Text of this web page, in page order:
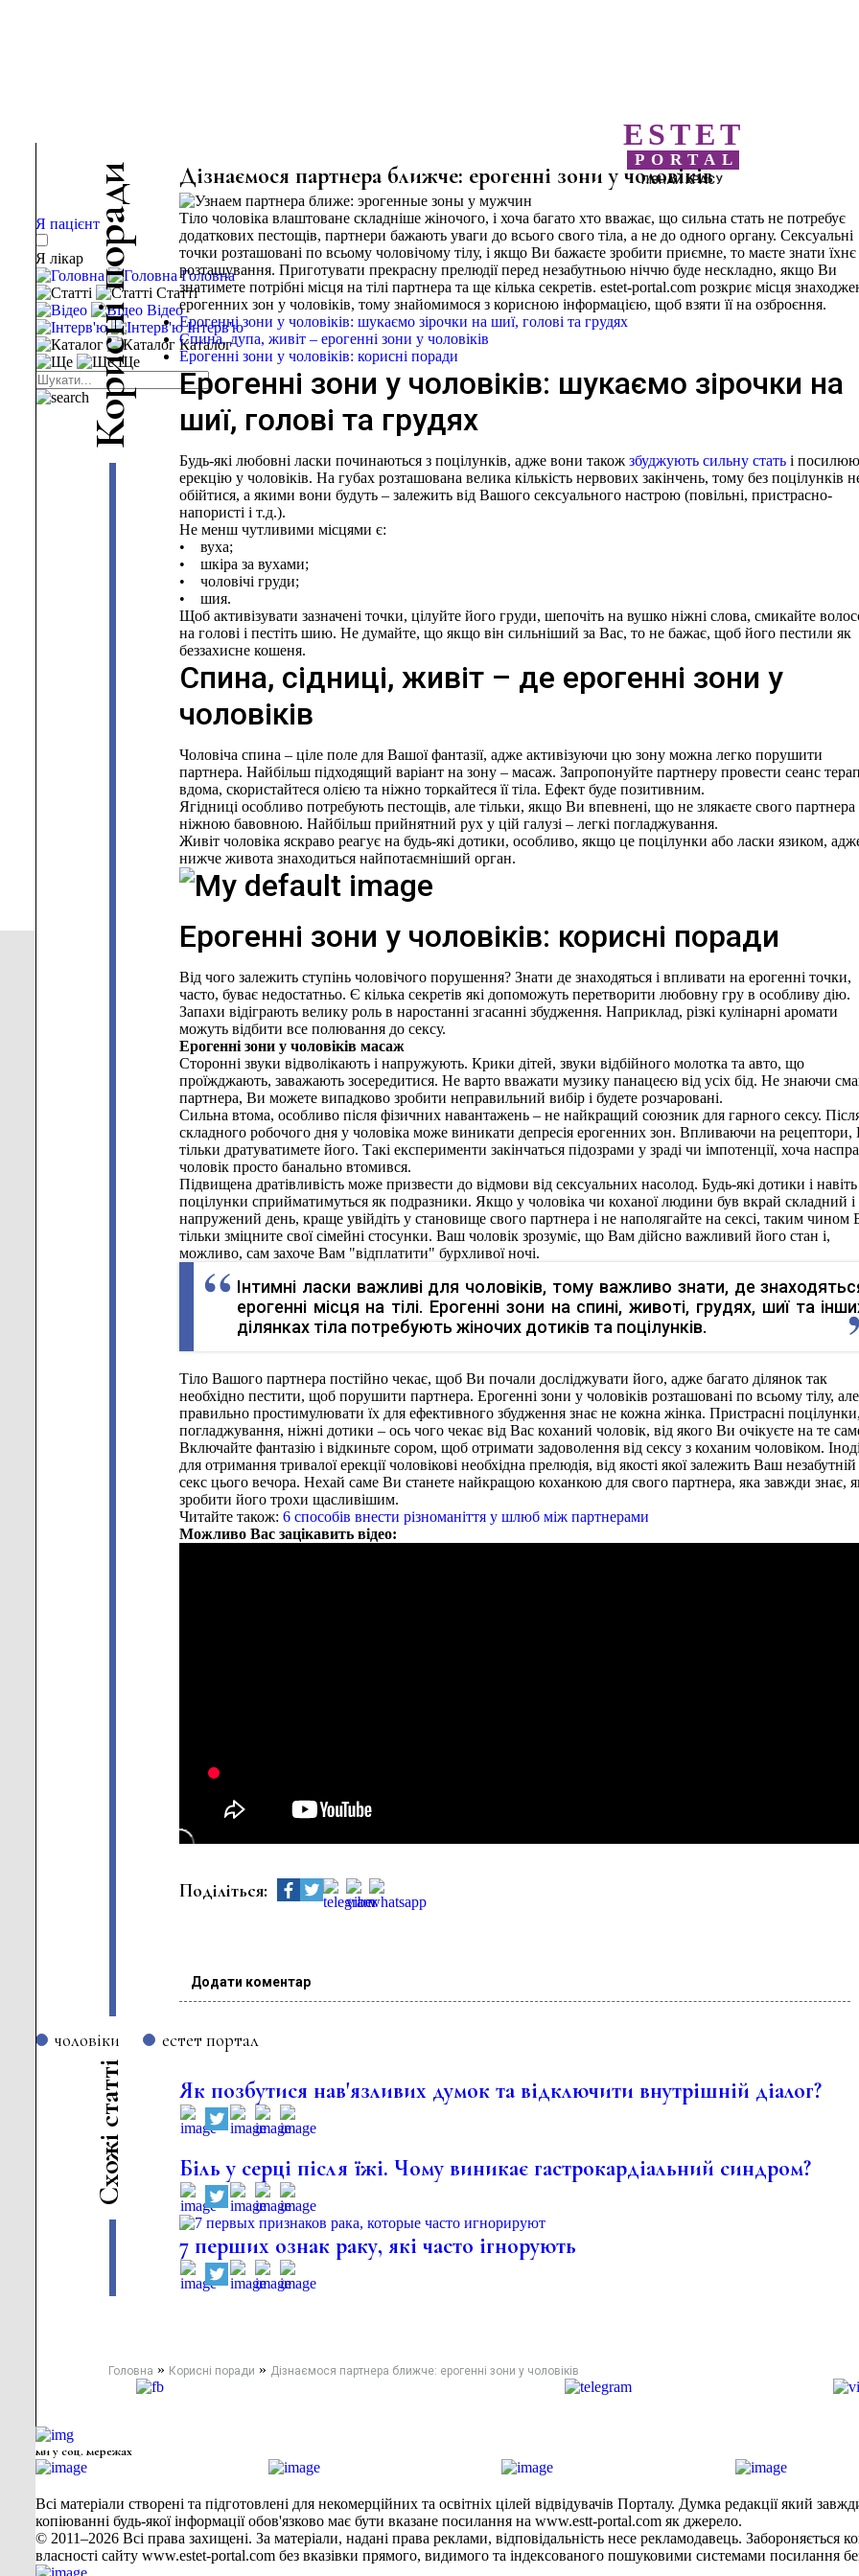
ESTET
PORTAL
ПІЗНАЙ КРАСУ
Я пацієнт
Я лікар
Головна
Статті
Відео
Інтерв'ю
Каталог
Ще
К
о
р
и
с
н
і
п
о
р
а
д
и Дізнаємося партнера ближче: ерогенні зони у чоловіків
Тіло чоловіка влаштоване складніше жіночого, і хоча багато хто вважає, що сильна стать не потребує
додаткових пестощів, партнери бажають уваги до всього свого тіла, а не до одного органу. Сексуальні
точки розташовані по всьому чоловічому тілу, і якщо Ви бажаєте зробити приємне, то маєте знати їхнє
розташування. Приготувати прекрасну прелюдії перед незабутньою ніччю буде нескладно, якщо Ви
знатимете потрібні місця на тілі партнера та ще кілька секретів. estet-portal.com розкриє місця
ерогенних зон у чоловіків, тому знайомимося з корисною інформацією, щоб взяти її на озброєння.
Ерогенні зони у чоловіків: шукаємо зірочки на шиї, голові та грудях
Спина, дупа, живіт – ерогенні зони у чоловіків
Ерогенні зони у чоловіків: корисні поради
Ерогенні зони у чоловіків: шукаємо зірочки на
шиї, голові та грудях
Будь-які любовні ласки починаються з поцілунків, адже вони також збуджують сильну статьі
ерекцію у чоловіків. На губах розташована велика кількість нервових закінчень, тому без поцілунків
обійтися, а якими вони будуть – залежить від Вашого сексуального настрою (повільні, пристрасно-
напористі і т.д.).
Не менш чутливими місцями є:
• вуха;
• шкіра за вухами;
• чоловічі груди;
• шия.
Щоб активізувати зазначені точки, цілуйте його груди, шепочіть на вушко ніжні слова, смикайте
на голові і пестіть шию. Не думайте, що якщо він сильніший за Вас, то не бажає, щоб його пестили як
беззахисне кошеня.
Спина, сідниці, живіт – де ерогенні зони у
чоловіків
Чоловіча спина – ціле поле для Вашої фантазії, адже активізуючи цю зону можна легко порушити
партнера. Найбільш підходящий варіант на зону – масаж. Запропонуйте партнеру провести сеанс
вдома, скористайтеся олією та ніжно торкайтеся її тіла. Ефект буде позитивним.
Ягідниці особливо потребують пестощів, але тільки, якщо Ви впевнені, що не злякаєте свого партнера
ніжною бавовною. Найбільш прийнятний рух у цій галузі – легкі погладжування.
Живіт чоловіка яскраво реагує на будь-які дотики, особливо, якщо це поцілунки або ласки язиком,
нижче живота знаходиться найпотаємніший орган.
Ерогенні зони у чоловіків: корисні поради
Від чого залежить ступінь чоловічого порушення? Знати де знаходяться і впливати на ерогенні точки,
часто, буває недостатньо. Є кілька секретів які допоможуть перетворити любовну гру в особливу дію.
Запахи відіграють велику роль в наростанні згасанні збудження. Наприклад, різкі кулінарні аромати
можуть відбити все полювання до сексу.
Ерогенні зони у чоловіків масаж
Сторонні звуки відволікають і напружують. Крики дітей, звуки відбійного молотка та авто, що
проїжджають, заважають зосередитися. Не варто вважати музику панацеєю від усіх бід. Не знаючи
партнера, Ви можете випадково зробити неправильний вибір і будете розчаровані.
Сильна втома, особливо після фізичних навантажень – не найкращий союзник для гарного сексу.
складного робочого дня у чоловіка може виникати депресія ерогенних зон. Впливаючи на рецептори,
тільки дратуватимете його. Такі експерименти закінчаться підозрами у зраді чи імпотенції, хоча
чоловік просто банально втомився.
Підвищена дратівливість може призвести до відмови від сексуальних насолод. Будь-які дотики і навіть
поцілунки сприйматимуться як подразники. Якщо у чоловіка чи коханої людини був вкрай складний і
напружений день, краще увійдіть у становище свого партнера і не наполягайте на сексі, таким чином
тільки зміцните свої сімейні стосунки. Ваш чоловік зрозуміє, що Вам дійсно важливий його стан і,
можливо, сам захоче Вам "відплатити" бурхливої ​​ночі.
Інтимні ласки важливі для чоловіків, тому важливо знати, де
ерогенні місця на тілі. Ерогенні зони на спині, животі, грудях, шиї та
ділянках тіла потребують жіночих дотиків та поцілунків.
Тіло Вашого партнера постійно чекає, щоб Ви почали досліджувати його, адже багато ділянок так
необхідно пестити, щоб порушити партнера. Ерогенні зони у чоловіків розташовані по всьому тілу,
правильно простимулювати їх для ефективного збудження знає не кожна жінка. Пристрасні поцілунки,
погладжування, ніжні дотики – ось чого чекає від Вас коханий чоловік, від якого Ви очікуєте на те
Включайте фантазію і відкиньте сором, щоб отримати задоволення від сексу з коханим чоловіком. Іноді
для отримання тривалої ерекції чоловікові необхідна прелюдія, від якості якої залежить Ваш незабутній
секс цього вечора. Нехай саме Ви станете найкращою коханкою для свого партнера, яка завжди знає,
зробити його трохи щасливішим.
Читайте також: 6 способів внести різноманіття у шлюб між партнерами
Можливо Вас зацікавить відео:
Поділіться:
Додати коментар
чоловіки естет портал
С
х
о
ж
і
с
т
а
т
т
і
Як позбутися нав'язливих думок та відключити внутрішній діалог?
Біль у серці після їжі. Чому виникає гастрокардіальний синдром?
7 перших ознак раку, які часто ігнорують
Головна » Корисні поради » Дізнаємося партнера ближче: ерогенні зони у чоловіків
ми у соц. мережах
Всі матеріали створені та підготовлені для некомерційних та освітніх цілей відвідувачів Порталу. Думка редакції який
копіюванні будь-якої інформації обов'язково має бути вказане посилання на www.estt-portal.com як джерело.
© 2011–2026 Всі права захищені. За матеріали, надані права реклами, відповідальність несе рекламодавець. Забороняється
власності сайту www.estet-portal.com без вказівки прямого, видимого та індексованого пошуковими системами посилання